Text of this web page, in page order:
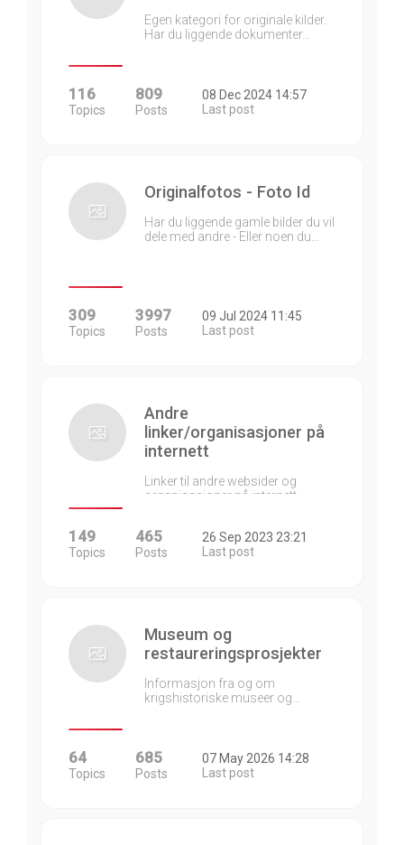
Egen kategori for originale kilder.
Har du liggende dokumenter…
116
Topics
809
Posts
08 Dec 2024 14:57
Last post
Originalfotos - Foto Id
Har du liggende gamle bilder du vil
dele med andre - Eller noen du…
309
Topics
3997
Posts
09 Jul 2024 11:45
Last post
Andre
linker/organisasjoner på
internett
Linker til andre websider og
organisasjoner på internett…
149
Topics
465
Posts
26 Sep 2023 23:21
Last post
Museum og
restaureringsprosjekter
Informasjon fra og om
krigshistoriske museer og…
64
Topics
685
Posts
07 May 2026 14:28
Last post